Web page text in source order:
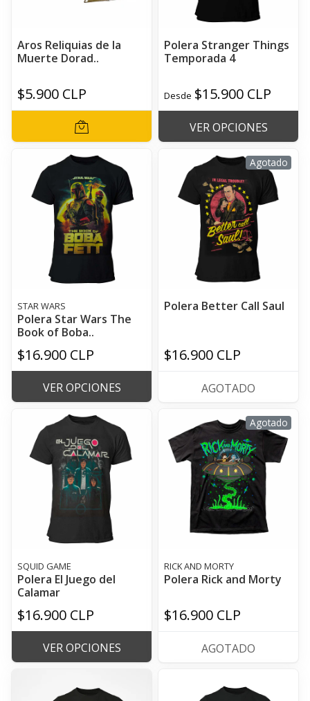
Aros Reliquias de la
Muerte Dorad..
$5.900 CLP
Polera Stranger Things
Temporada 4
Desde $15.900 CLP
VER OPCIONES
STAR WARS
Polera Star Wars The
Book of Boba..
$16.900 CLP
VER OPCIONES
Agotado
Polera Better Call Saul
$16.900 CLP
AGOTADO
SQUID GAME
Polera El Juego del
Calamar
$16.900 CLP
VER OPCIONES
Agotado
RICK AND MORTY
Polera Rick and Morty
$16.900 CLP
AGOTADO